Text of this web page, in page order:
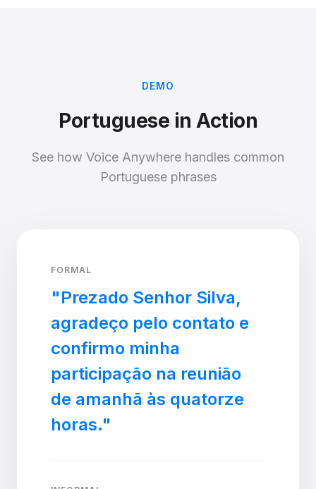
DEMO
Portuguese in Action
See how Voice Anywhere handles common
Portuguese phrases
FORMAL
"Prezado Senhor Silva,
agradeço pelo contato e
confirmo minha
participação na reunião
de amanhã às quatorze
horas."